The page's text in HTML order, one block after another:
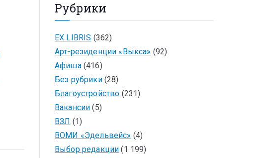
Рубрики
EX LIBRIS (362)
Арт-резиденции «Выкса» (92)
Афиша(416)
Без рубрики(28)
Благоустройство (231)
Вакансии (5)
ВЗЛ (1)
ВОМИ «Эдельвейс» (4)
Выбор редакции (1 199)